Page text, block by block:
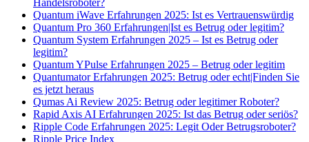
Handelsroboter?
Quantum iWave Erfahrungen 2025: Ist es Vertrauenswürdig
Quantum Pro 360 Erfahrungen|Ist es Betrug oder legitim?
Quantum System Erfahrungen 2025 – Ist es Betrug oder
legitim?
Quantum YPulse Erfahrungen 2025 – Betrug oder legitim
Quantumator Erfahrungen 2025: Betrug oder echt|Finden Sie
es jetzt heraus
Qumas Ai Review 2025: Betrug oder legitimer Roboter?
Rapid Axis AI Erfahrungen 2025: Ist das Betrug oder seriös?
Ripple Code Erfahrungen 2025: Legit Oder Betrugsroboter?
Ripple Price Index